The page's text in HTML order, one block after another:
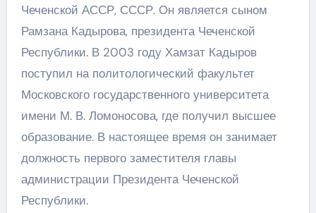
Чеченской АССР, СССР. Он является сыном
Рамзана Кадырова, президента Чеченской
Республики. В 2003 году Хамзат Кадыров
поступил на политологический факультет
Московского государственного университета
имени М. В. Ломоносова, где получил высшее
образование. В настоящее время он занимает
должность первого заместителя главы
администрации Президента Чеченской
Республики.